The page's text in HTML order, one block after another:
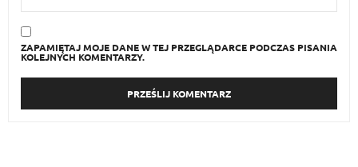
ZAPAMIĘTAJ MOJE DANE W TEJ PRZEGLĄDARCE PODCZAS PISANIA
KOLEJNYCH KOMENTARZY.